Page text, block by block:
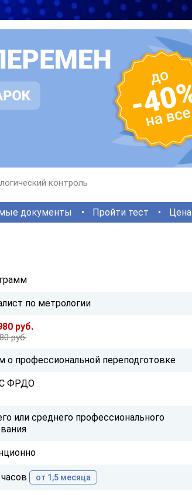
контроль
документы Пройти тест Цена
по метрологии
руб.
руб.
о профессиональной переподготовке
ФРДО
или среднего профессионального
от 1,5 месяца